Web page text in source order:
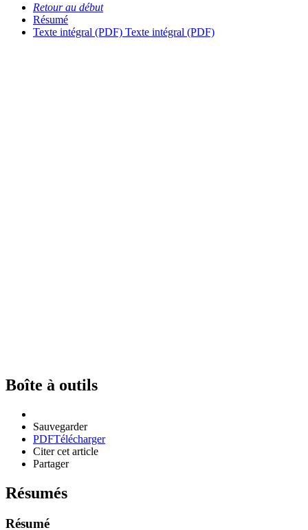
Retour au début
Résumé
Texte intégral (PDF) Texte intégral (PDF)
Boîte à outils
Sauvegarder
PDFTélécharger
Citer cet article
Partager
Résumés
Résumé